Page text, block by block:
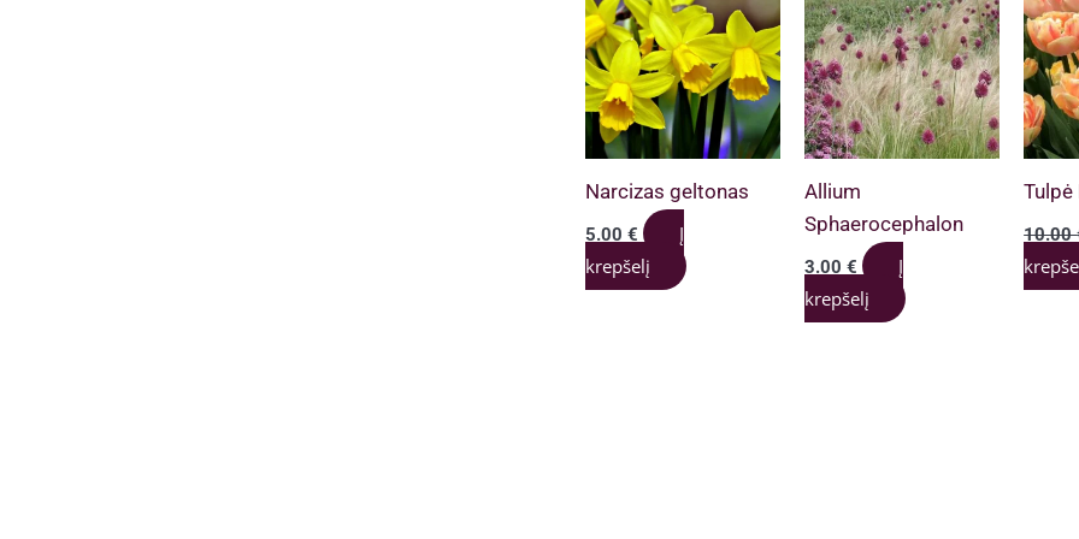
Narcizas geltonas
5.00 €
Į
krepšelį
Allium
Sphaerocephalon
3.00€
Į
krepšelį
10.00